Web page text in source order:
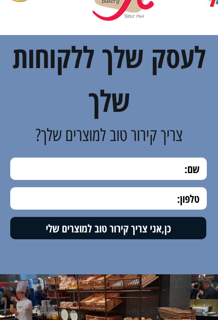
לעסק שלך ללקוחות
שלך
צריך קירור טוב למוצרים שלך?